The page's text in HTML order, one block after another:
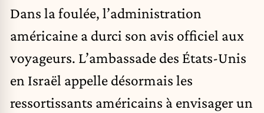
Dans la foulée, l’administration
américaine a durci son avis officiel aux
voyageurs. L’ambassade des États-Unis
en Israël appelle désormais les
ressortissants américains à envisager un